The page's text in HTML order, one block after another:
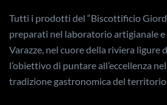
Tutti i prodotti del “Biscottificio
preparati nel laboratorio artigianale
Varazze, nel cuore della riviera ligure
l’obiettivo di puntare all’eccellenza
tradizione gastronomica del territorio.